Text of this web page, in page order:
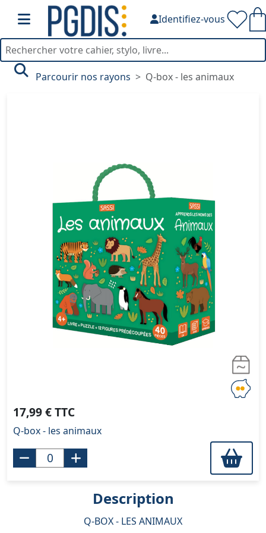
Identifiez-vous
Parcourir nos rayons Q-box - les animaux
17,99 € TTC
Q-box - les animaux
Description
Q-BOX - LES ANIMAUX